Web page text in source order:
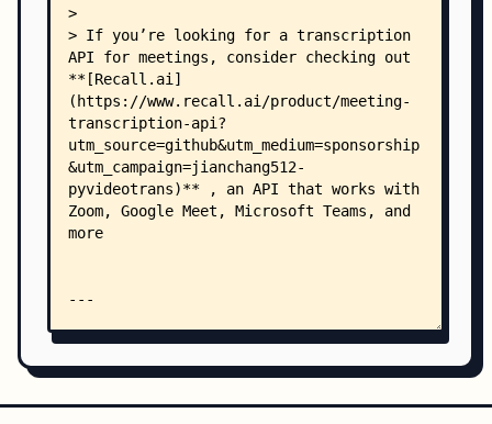
    │   ├── test_base_tts.py
    │   ├── test_cli.py
    │   ├── test_config_split.py
    │   ├── test_contants.py
    │   ├── test_cuda.py
    │   ├── test_excepts.py
    │   ├── test_help_ffmpeg_split.py
    │   ├── test_help_srt_split.py
    │   ├── test_job_helpers.py
    │   ├── test_main_win_split.py
    │   ├── test_mainwin_actions.py
    │   ├── test_taskcfg.py
    │   ├── test_translator_split.py
    │   ├── test_ui_en_split.py
    ├── videotrans/